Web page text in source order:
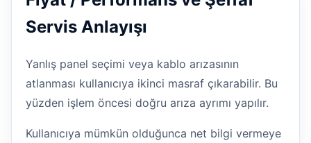
Servis Anlayışı
Yanlış panel seçimi veya kablo arızasının
atlanması kullanıcıya ikinci masraf çıkarabilir. Bu
yüzden işlem öncesi doğru arıza ayrımı yapılır.
Kullanıcıya mümkün olduğunca net bilgi vermeye